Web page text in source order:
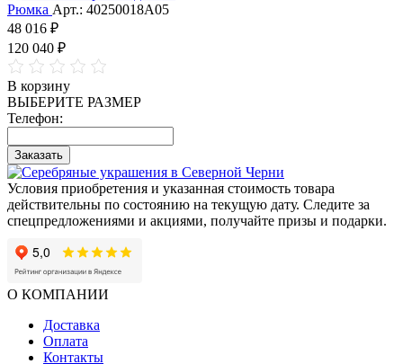
Рюмка Арт.: 40250018А05
48 016 ₽
120 040 ₽
В корзину
ВЫБЕРИТЕ РАЗМЕР
Телефон:
Заказать
Условия приобретения и указанная стоимость товара
действительны по состоянию на текущую дату. Следите за
спецпредложениями и акциями, получайте призы и подарки.
О КОМПАНИИ
Доставка
Оплата
Контакты